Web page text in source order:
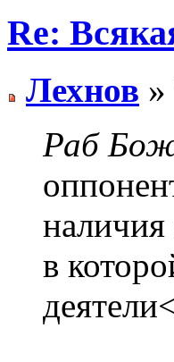
Re:
Лехнов
Раб
наличия
в